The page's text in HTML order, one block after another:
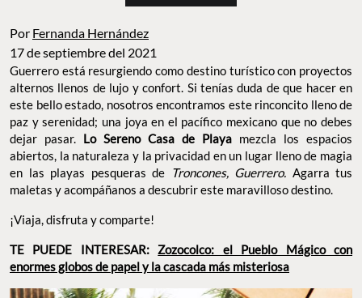
Por Fernanda Hernández
17 de septiembre del 2021
Guerrero está resurgiendo como destino turístico con proyectos
alternos llenos de lujo y confort. Si tenías duda de que hacer en
este bello estado, nosotros encontramos este rinconcito lleno de
paz y serenidad; una joya en el pacífico mexicano que no debes
dejar pasar. Lo Sereno Casa de Playa mezcla los espacios
abiertos, la naturaleza y la privacidad en un lugar lleno de magia
en las playas pesqueras de Troncones, Guerrero. Agarra tus
maletas y acompáñanos a descubrir este maravilloso destino.
¡Viaja, disfruta y comparte!
TE PUEDE INTERESAR:Zozocolco: el Pueblo Mágico con
enormes globos de papel y la cascada más misteriosa